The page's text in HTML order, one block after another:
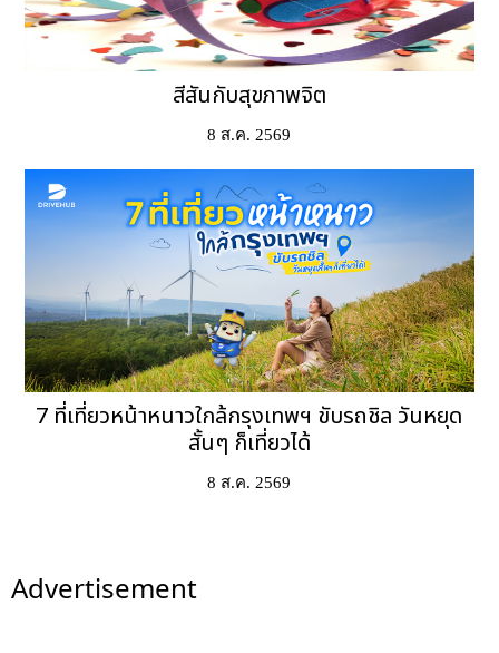
สีสันกับสุขภาพจิต
8 ส.ค. 2569
7 ที่เที่ยวหน้าหนาวใกล้กรุงเทพฯ ขับรถชิล วันหยุด
สั้นๆ ก็เที่ยวได้
8 ส.ค. 2569
Advertisement